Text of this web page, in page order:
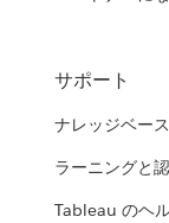
サポート
ナレッジベース
ラーニングと
Tableau のヘ